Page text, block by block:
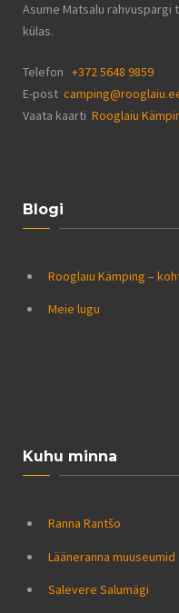
Asume Matsalu
külas.
Telefon +372 5648 9859
E-post
Vaata kaarti Rooglaiu
Blogi
Rooglaiu Kämping –
Meie lugu
Kuhu minna
Ranna Rantšo
Lääneranna muuseumid
Salevere Salumägi